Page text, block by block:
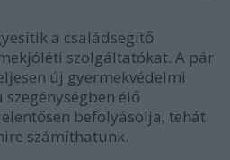
a családsegítő
szolgáltatókat. A pár
új gyermekvédelmi
élő
befolyásolja, tehát
számíthatunk.